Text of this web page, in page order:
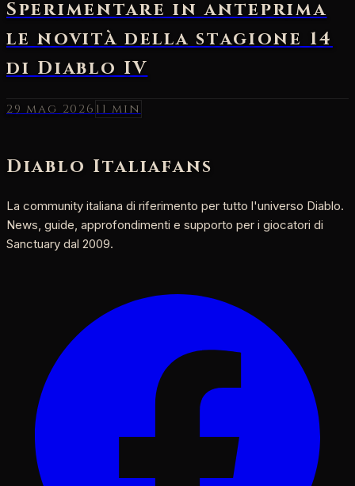
29 mag 2026 11 min
Diablo Italiafans
La community italiana di riferimento per tutto l'universo Diablo.
News, guide, approfondimenti e supporto per i giocatori di
Sanctuary dal 2009.